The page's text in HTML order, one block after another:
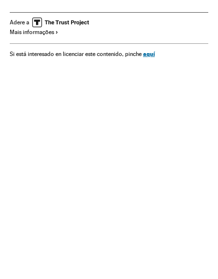
Partidos políticos Política
Adere a
Mais informações
Si está interesado en licenciar este contenido, pinche aquí